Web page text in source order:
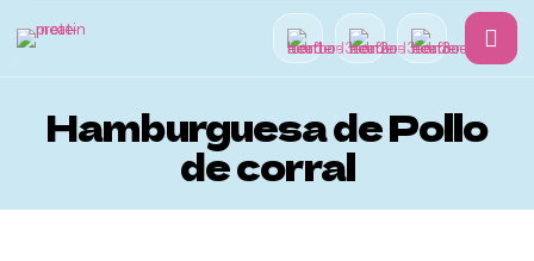
Hamburguesa de Pollo
de corral